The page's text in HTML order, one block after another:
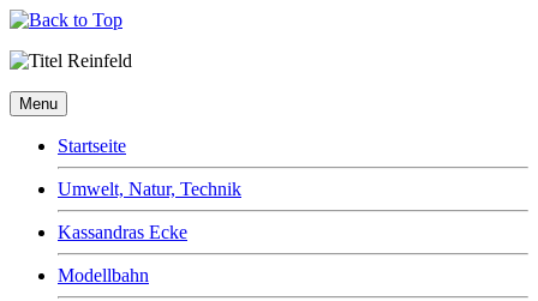
Menu
Startseite
Umwelt, Natur, Technik
Kassandras Ecke
Modellbahn